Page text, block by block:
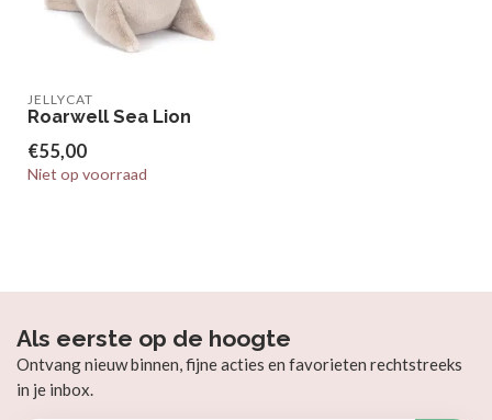
JELLYCAT
Roarwell Sea Lion
€55,00
Niet op voorraad
Als eerste op de hoogte
Ontvang nieuw binnen, fijne acties en favorieten rechtstreeks
in je inbox.